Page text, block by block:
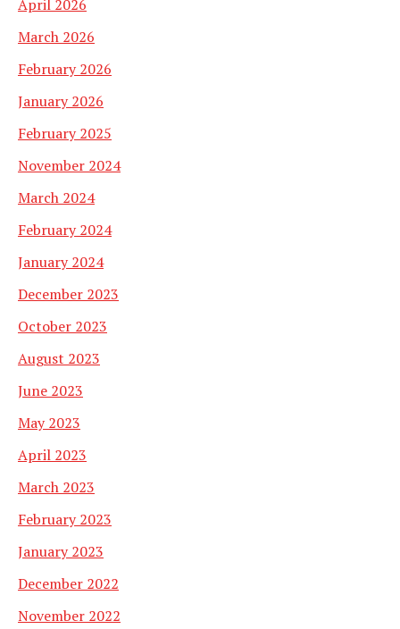
April 2026
March 2026
February 2026
January 2026
February 2025
November 2024
March 2024
February 2024
January 2024
December 2023
October 2023
August 2023
June 2023
May 2023
April 2023
March 2023
February 2023
January 2023
December 2022
November 2022